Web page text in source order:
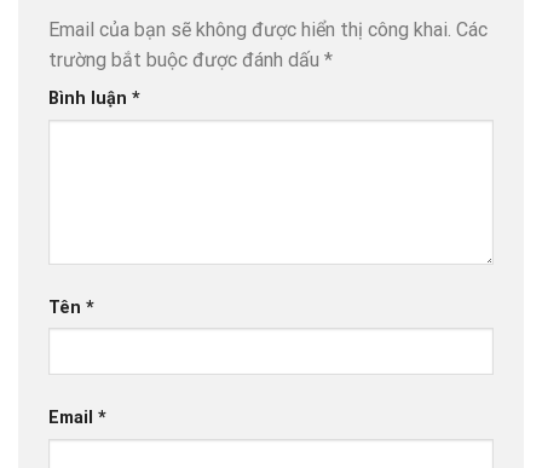
Email của bạn sẽ không được hiển thị công khai. Các
trường bắt buộc được đánh dấu *
Bình luận *
Tên *
Email *